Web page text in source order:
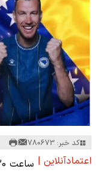
کد خبر: 780673
اعتمادآنلاین |